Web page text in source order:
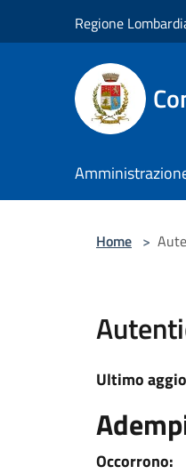
Regione
Home >
Ultimo
Occorrono: